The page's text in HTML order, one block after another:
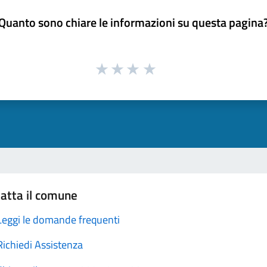
sono chiare le informazioni su questa
il comune
le domande frequenti
Assistenza